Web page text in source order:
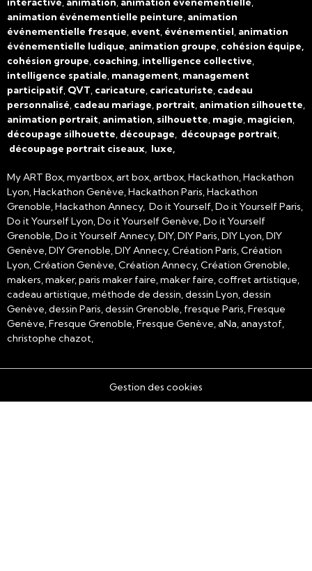
animation événementielle peinture, animation
événementielle fresque, event, événementiel, animation
événementielle ludique, animation groupe, cohésion équipe,
cohésion groupe, coaching, intelligence collective,
intelligence spatiale, management, management
participatif, QVT, caricature, caricaturiste, cadeau
personnalisé, cadeau mariage, portrait, animation silhouette,
animation portrait, animation, silhouette, magie, magicien,
découpage silhouette, découpage, découpage portrait,
découpage portrait ciseaux, luxe,
My ART Box, myartbox, art box, artbox, Hackathon, Hackathon
Lyon, Hackathon Genève, Hackathon Paris, Hackathon
Grenoble, Hackathon Annecy, Do it Yourself, Do it Yourself Paris,
Do it Yourself Lyon, Do it Yourself Genève, Do it Yourself
Grenoble, Do it Yourself Annecy, DIY, DIY Paris, DIY Lyon, DIY
Genève, DIY Grenoble, DIY Annecy, Création Paris, Création
Lyon, Création Genève, Création Annecy, Création Grenoble,
makers, maker, paris maker faire, maker faire, coffret artistique,
cadeau artistique, méthode de dessin, dessin Lyon, dessin
Genève, dessin Paris, dessin Grenoble, fresque Paris, Fresque
Genève, Fresque Grenoble, Fresque Genève, aNa, anaystof,
christophe chazot,
Gestion des cookies